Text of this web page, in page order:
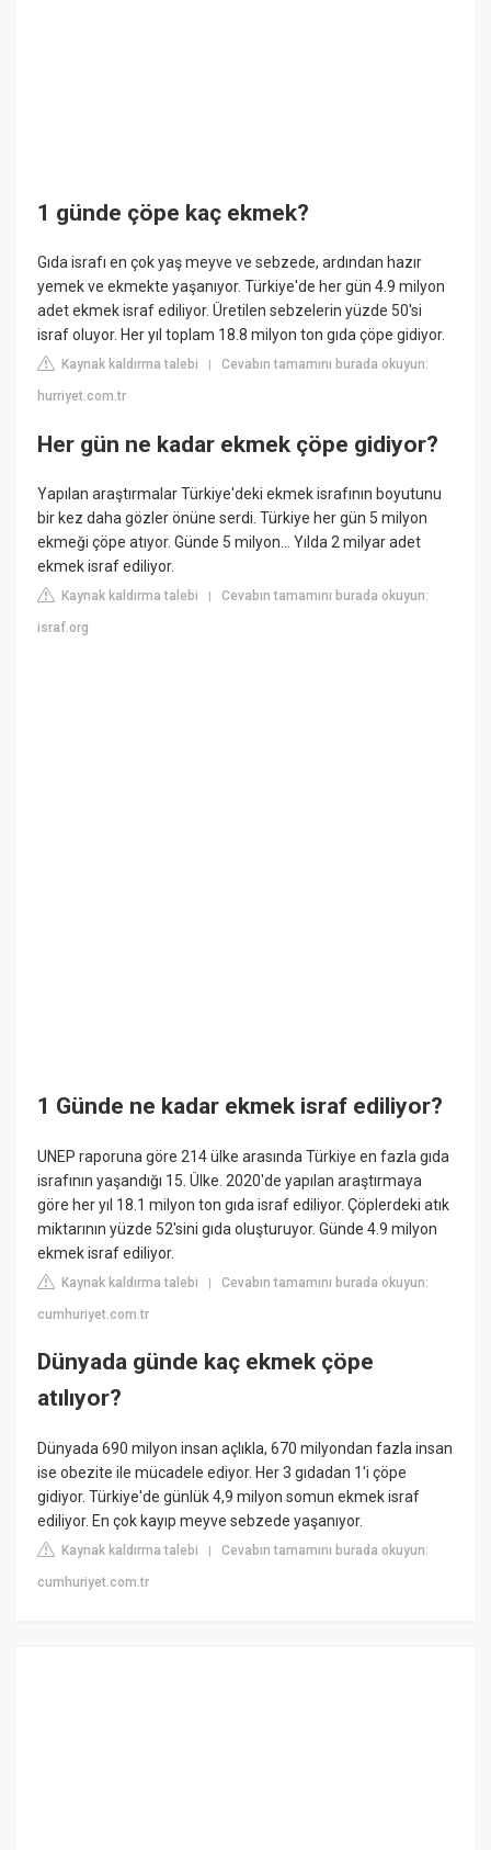
1 günde çöpe kaç ekmek?
Gıda israfı en çok yaş meyve ve sebzede, ardından hazır
yemek ve ekmekte yaşanıyor. Türkiye'de her gün 4.9 milyon
adet ekmek israf ediliyor. Üretilen sebzelerin yüzde 50'si
israf oluyor. Her yıl toplam 18.8 milyon ton gıda çöpe gidiyor.
Kaynak kaldırma talebi |Cevabın tamamını burada okuyun:
hurriyet.com.tr
Her gün ne kadar ekmek çöpe gidiyor?
Yapılan araştırmalar Türkiye'deki ekmek israfının boyutunu
bir kez daha gözler önüne serdi. Türkiye her gün 5 milyon
ekmeği çöpe atıyor. Günde 5 milyon... Yılda 2 milyar adet
ekmek israf ediliyor.
Kaynak kaldırma talebi |Cevabın tamamını burada okuyun:
israf.org
1 Günde ne kadar ekmek israf ediliyor?
UNEP raporuna göre 214 ülke arasında Türkiye en fazla gıda
israfının yaşandığı 15. Ülke. 2020'de yapılan araştırmaya
göre her yıl 18.1 milyon ton gıda israf ediliyor. Çöplerdeki atık
miktarının yüzde 52'sini gıda oluşturuyor. Günde 4.9 milyon
ekmek israf ediliyor.
Kaynak kaldırma talebi |Cevabın tamamını burada okuyun:
cumhuriyet.com.tr
Dünyada günde kaç ekmek çöpe
atılıyor?
Dünyada 690 milyon insan açlıkla, 670 milyondan fazla insan
ise obezite ile mücadele ediyor. Her 3 gıdadan 1'i çöpe
gidiyor. Türkiye'de günlük 4,9 milyon somun ekmek israf
ediliyor. En çok kayıp meyve sebzede yaşanıyor.
Kaynak kaldırma talebi |Cevabın tamamını burada okuyun:
cumhuriyet.com.tr